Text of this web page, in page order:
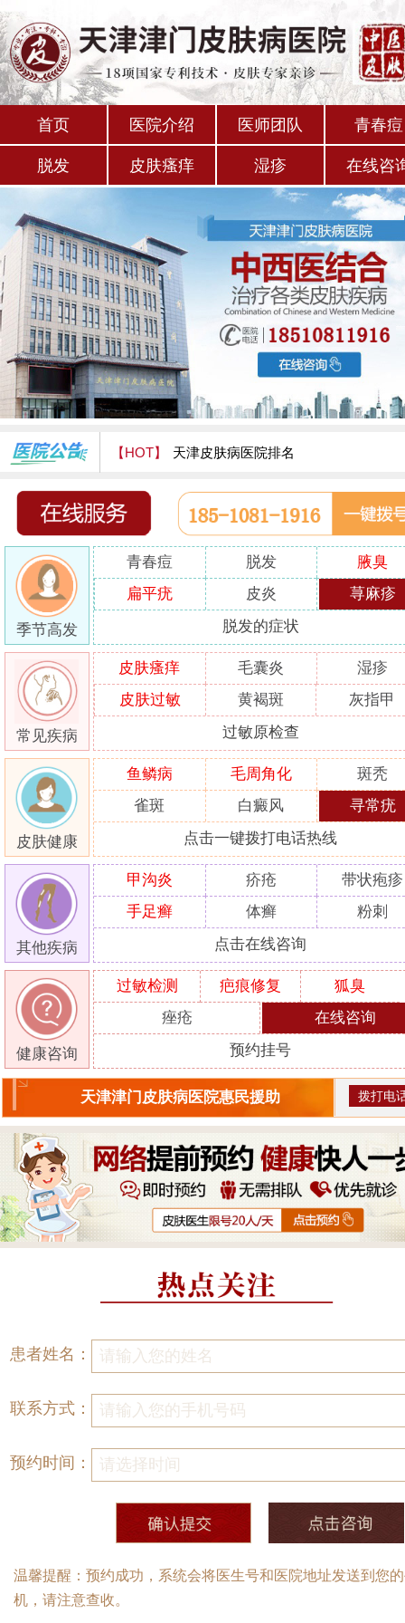
首页 医院介绍 医师团队 青春痘
脱发 皮肤瘙痒 湿疹 在线咨
【HOT】 天津皮肤病医院排名
天津津门皮肤病医院怎么样
季节高发
青春痘 脱发
腋臭
扁平疣
皮炎 荨麻疹
脱发的症状
常见疾病
皮肤瘙痒 毛囊炎
湿疹
皮肤过敏
黄褐斑 灰指甲
过敏原检查
皮肤健康
鱼鳞病 毛周角化
斑秃
雀斑
白癜风 寻常疣
点击一键拨打电话热线
其他疾病
甲沟炎 疥疮
带状疱疹
手足癣
体癣 粉刺
点击在线咨询
健康咨询
过敏检测 疤痕修复
狐臭
痤疮
在线咨询
预约挂号
天津津门皮肤病医院惠民援助 拨打电
患者姓名：
联系方式：
预约时间：
温馨提醒：预约成功，系统会将医生号和医院地址发送到您
机，请注意查收。